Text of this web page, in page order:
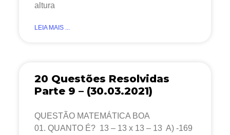
altura
LEIA MAIS ...
20 Questões Resolvidas
Parte 9 – (30.03.2021)
QUESTÃO MATEMÁTICA BOA
01. QUANTO É? 13 – 13 x 13 – 13 A) -169